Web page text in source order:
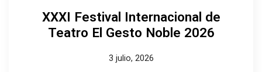
XXXI Festival Internacional de
Teatro El Gesto Noble 2026
3 julio, 2026